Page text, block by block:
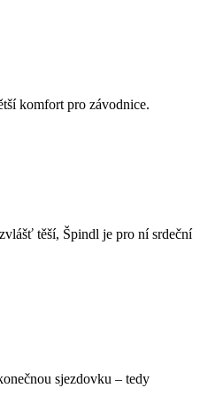
komfort pro závodnice.
těší, Špindl je pro ní srdeční
sjezdovku – tedy